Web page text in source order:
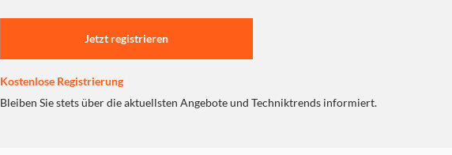
Jetzt registrieren
Kostenlose Registrierung
Bleiben Sie stets über die aktuellsten Angebote und Techniktrends informiert.